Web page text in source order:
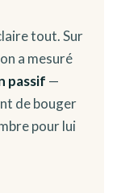
tout. Sur
a mesuré
passif —
de bouger
pour lui